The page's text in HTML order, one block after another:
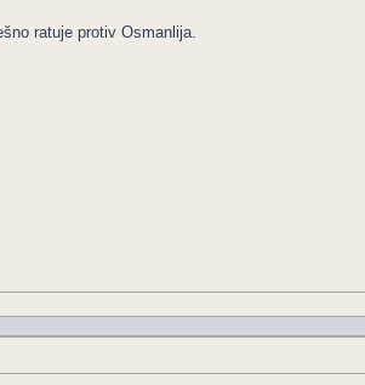
ratuje protiv Osmanlija.